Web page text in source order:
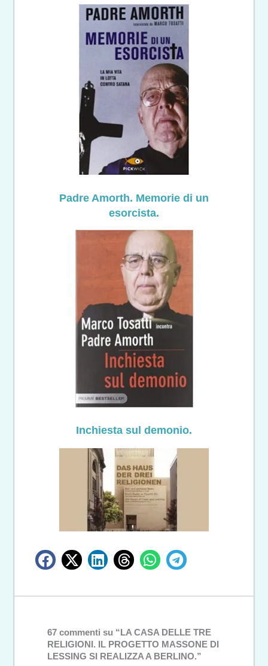
Padre Amorth. Memorie di un
esorcista.
Inchiesta sul demonio.
67 commenti su “LA CASA DELLE TRE
RELIGIONI. IL PROGETTO MASSONE DI
LESSING SI REALIZZA A BERLINO.”